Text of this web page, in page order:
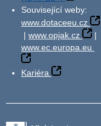
Související weby:
www.dotaceeu.cz
| www.opjak.cz
|
www.ec.europa.eu
Kariéra